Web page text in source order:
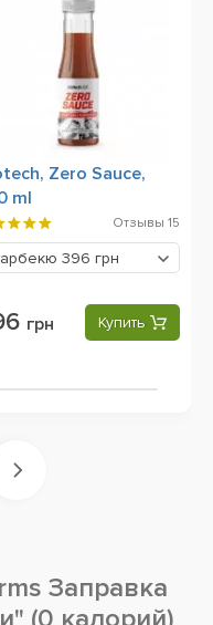
Zero Sauce,
ml
Отзывы 15
396 грн
грн Купить
Заправка